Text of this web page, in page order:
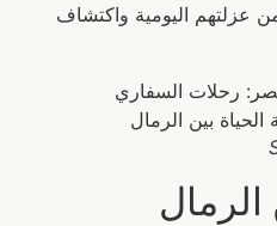
عزلتهم اليومية واكتشاف
الرمال